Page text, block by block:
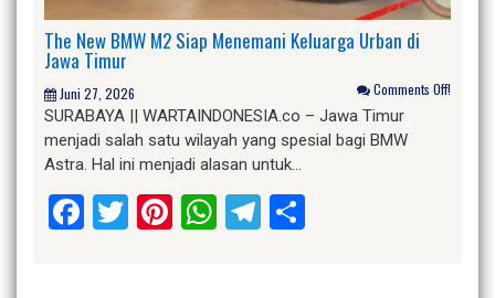
The New BMW M2 Siap Menemani Keluarga Urban di
Jawa Timur
Juni 27, 2026 Comments Off!
SURABAYA || WARTAINDONESIA.co – Jawa Timur
menjadi salah satu wilayah yang spesial bagi BMW
Astra. Hal ini menjadi alasan untuk…
Facebook
Twitter
Pinterest
WhatsApp
Telegram